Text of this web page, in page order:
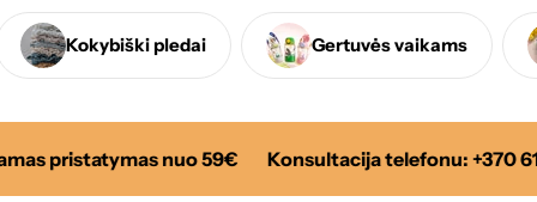
Kokybiški pledai Gertuvės vaikams
pristatymas nuo 59€ Konsultacija telefonu: +370 6113